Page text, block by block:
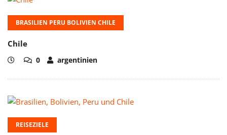
BRASILIEN PERU BOLIVIEN CHILE
Chile
0 argentinien
REISEZIELE